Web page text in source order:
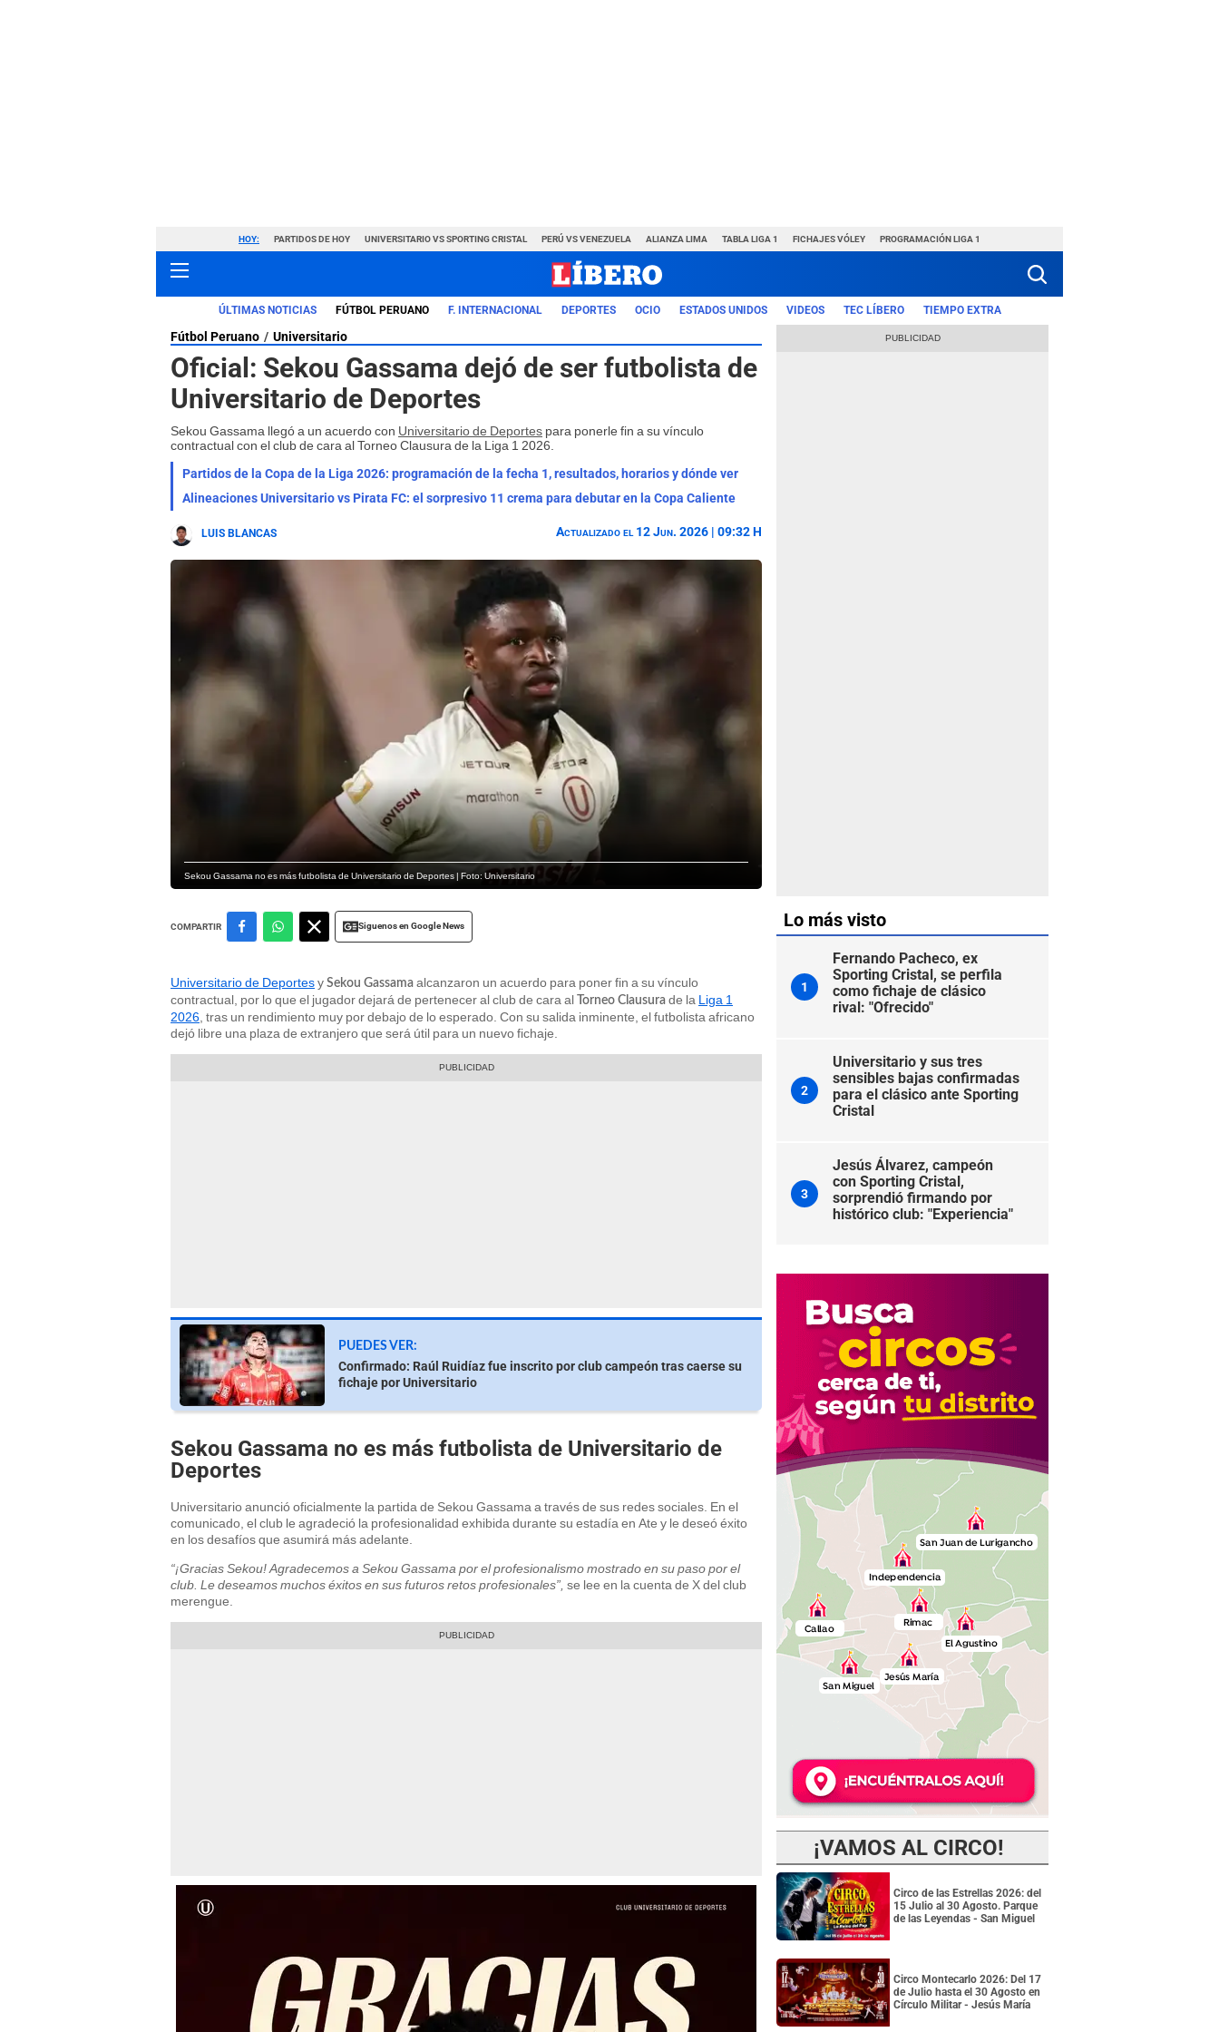
HOY: PARTIDOS DE HOY UNIVERSITARIO VS SPORTING CRISTAL PERÚ VS VENEZUELA ALIANZA LIMA TABLA LIGA 1 FICHAJES VÓLEY PROGRAMACIÓN LIGA 1
ÚLTIMAS NOTICIAS FÚTBOL PERUANO F. INTERNACIONAL DEPORTES OCIO ESTADOS UNIDOS VIDEOS TEC LÍBERO TIEMPO EXTRA
Fútbol Peruano Universitario
Oficial: Sekou Gassama dejó de ser futbolista de
Universitario de Deportes
Sekou Gassama llegó a un acuerdo con Universitario de Deportes para ponerle fin a su vínculo
contractual con el club de cara al Torneo Clausura de la Liga 1 2026.
Partidos de la Copa de la Liga 2026: programación de la fecha 1, resultados, horarios y dónde ver
Alineaciones Universitario vs Pirata FC: el sorpresivo 11 crema para debutar en la Copa Caliente
LUIS BLANCAS Actualizado el 12 Jun. 2026 | 09:32 H
Sekou Gassama no es más futbolista de Universitario de Deportes | Foto: Universitario
COMPARTIR Siguenos en Google News
Universitario de Deportesy Sekou Gassama alcanzaron un acuerdo para poner fin a su vínculo
contractual, por lo que el jugador dejará de pertenecer al club de cara al Torneo Clausura de la Liga 1
2026 , tras un rendimiento muy por debajo de lo esperado. Con su salida inminente, el futbolista africano
dejó libre una plaza de extranjero que será útil para un nuevo fichaje.
PUEDES VER:
Confirmado: Raúl Ruidíaz fue inscrito por club campeón tras caerse su
fichaje por Universitario
Sekou Gassama no es más futbolista de Universitario de
Deportes
Universitario anunció oficialmente la partida de Sekou Gassama a través de sus redes sociales. En el
comunicado, el club le agradeció la profesionalidad exhibida durante su estadía en Ate y le deseó éxito
en los desafíos que asumirá más adelante.
“¡Gracias Sekou! Agradecemos a Sekou Gassama por el profesionalismo mostrado en su paso por el
club. Le deseamos muchos éxitos en sus futuros retos profesionales”, se lee en la cuenta de X del club
merengue.
Lo más visto
1
Fernando Pacheco, ex
Sporting Cristal, se perfila
como fichaje de clásico
rival: "Ofrecido"
2
Universitario y sus tres
sensibles bajas confirmadas
para el clásico ante Sporting
Cristal
3
Jesús Álvarez, campeón
con Sporting Cristal,
sorprendió firmando por
histórico club: "Experiencia"
¡VAMOS AL CIRCO!
Circo de las Estrellas 2026: del
15 Julio al 30 Agosto. Parque
de las Leyendas - San Miguel
Circo Montecarlo 2026: Del 17
de Julio hasta el 30 Agosto en
Círculo Militar - Jesús María